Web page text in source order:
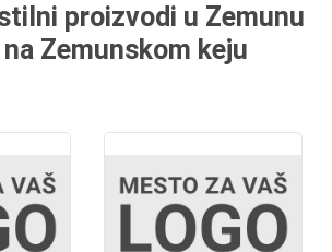
proizvodi u Zemunu
Zemunskom keju